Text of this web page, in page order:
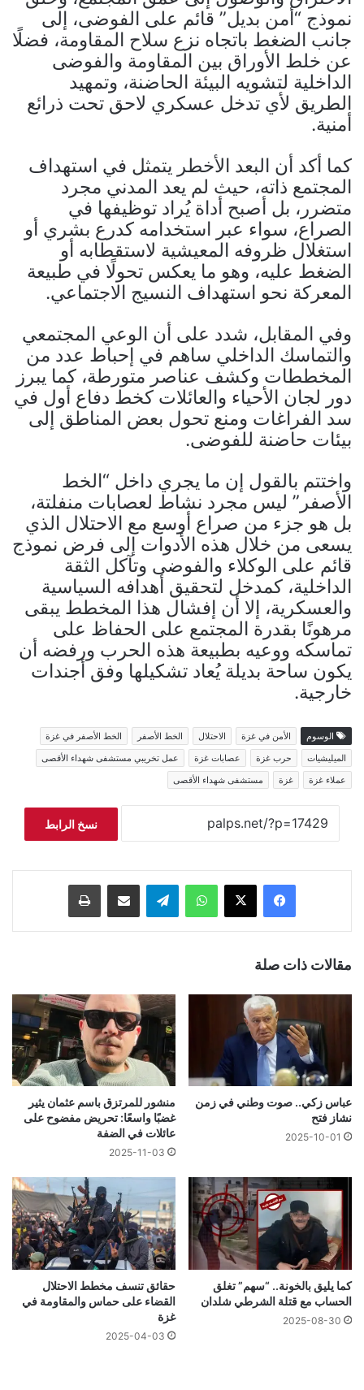
نموذج “أمن بديل” قائم على الفوضى، إلى
جانب الضغط باتجاه نزع سلاح المقاومة، فضلًا
عن خلط الأوراق بين المقاومة والفوضى
الداخلية لتشويه البيئة الحاضنة، وتمهيد
الطريق لأي تدخل عسكري لاحق تحت ذرائع
أمنية.
كما أكد أن البعد الأخطر يتمثل في استهداف
المجتمع ذاته، حيث لم يعد المدني مجرد
متضرر، بل أصبح أداة يُراد توظيفها في
الصراع، سواء عبر استخدامه كدرع بشري أو
استغلال ظروفه المعيشية لاستقطابه أو
الضغط عليه، وهو ما يعكس تحولًا في طبيعة
المعركة نحو استهداف النسيج الاجتماعي.
وفي المقابل، شدد على أن الوعي المجتمعي
والتماسك الداخلي ساهم في إحباط عدد من
المخططات وكشف عناصر متورطة، كما يبرز
دور لجان الأحياء والعائلات كخط دفاع أول في
سد الفراغات ومنع تحول بعض المناطق إلى
بيئات حاضنة للفوضى.
واختتم بالقول إن ما يجري داخل “الخط
الأصفر” ليس مجرد نشاط لعصابات منفلتة،
بل هو جزء من صراع أوسع مع الاحتلال الذي
يسعى من خلال هذه الأدوات إلى فرض نموذج
قائم على الوكلاء والفوضى وتآكل الثقة
الداخلية، كمدخل لتحقيق أهدافه السياسية
والعسكرية، إلا أن إفشال هذا المخطط يبقى
مرهونًا بقدرة المجتمع على الحفاظ على
تماسكه ووعيه بطبيعة هذه الحرب ورفضه أن
يكون ساحة بديلة يُعاد تشكيلها وفق أجندات
خارجية.
الوسوم الأمن في غزة الاحتلال الخط الأصفر
الخط الأصفر في غزة
الميليشيات
حرب غزة عصابات غزة
عمل تخريبي مستشفى شهداء الأقصى
عملاء غزة
غزة مستشفى شهداء الأقصى
نسخ الرابط
فيسبوك ‫X واتساب تيلقرام مشاركة عبر البريد طباعة
مقالات ذات صلة
عباس زكي.. صوت وطني في زمن
نشاز فتح
2025-10-01
منشور للمرتزق باسم عثمان يثير
غضبًا واسعًا: تحريض مفضوح على
عائلات في الضفة
2025-11-03
كما يليق بالخونة.. “سهم” تغلق
الحساب مع قتلة الشرطي شلدان
2025-08-30
حقائق تنسف مخطط الاحتلال
القضاء على حماس والمقاومة في
غزة
2025-04-03